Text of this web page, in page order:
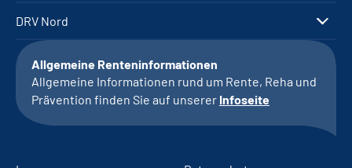
DRV Nord
Allgemeine Renteninformationen
Allgemeine Informationen rund um Rente, Reha und
Prävention finden Sie auf unserer Infoseite